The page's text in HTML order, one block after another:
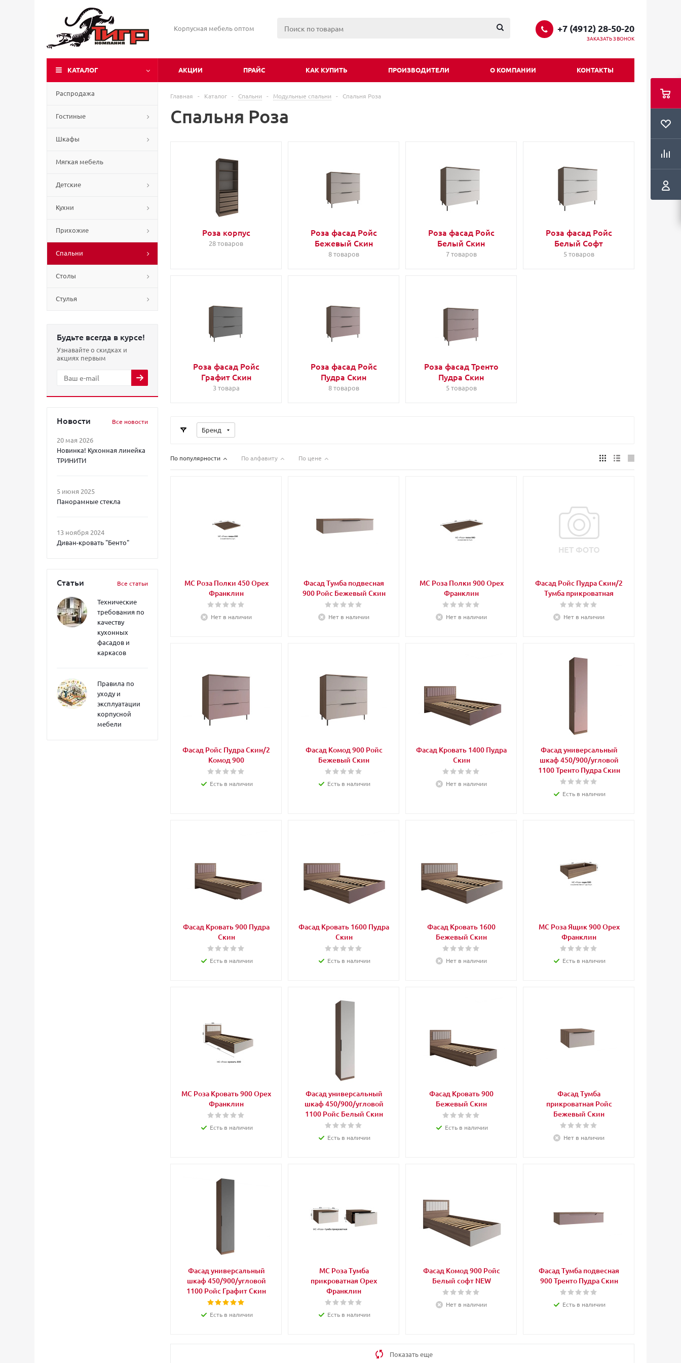
Корпусная мебель оптом +7 (4912) 28-50-20
ЗАКАЗАТЬ ЗВОНОК
КАТАЛОГ АКЦИИ ПРАЙС КАК КУПИТЬ ПРОИЗВОДИТЕЛИ О КОМПАНИИ КОНТАКТЫ
Распродажа
Гостиные
Шкафы
Мягкая мебель
Детские
Кухни
Прихожие
Спальни
Столы
Стулья
Будьте всегда в курсе!
Узнавайте о скидках и
акциях первым
Новости Все новости
20 мая 2026
Новинка! Кухонная линейка
ТРИНИТИ
5 июня 2025
Панорамные стекла
13 ноября 2024
Диван-кровать "Бенто"
Статьи Все статьи
Технические
требования по
качеству
кухонных
фасадов и
каркасов
Правила по
уходу и
эксплуатации
корпусной
мебели
Главная - Каталог - Спальни - Модульные спальни - Спальня Роза
Спальня Роза
Роза корпус
28 товаров
Роза фасад Ройс
Бежевый Скин
8 товаров
Роза фасад Ройс
Белый Скин
7 товаров
Роза фасад Ройс
Белый Софт
5 товаров
Роза фасад Ройс
Графит Скин
3 товара
Роза фасад Ройс
Пудра Скин
8 товаров
Роза фасад Тренто
Пудра Скин
5 товаров
Бренд
По популярности По алфавиту По цене
МС Роза Полки 450 Орех
Франклин
Нет в наличии
Фасад Тумба подвесная
900 Ройс Бежевый Скин
Нет в наличии
МС Роза Полки 900 Орех
Франклин
Нет в наличии
Фасад Ройс Пудра Скин/2
Тумба прикроватная
Нет в наличии
Фасад Ройс Пудра Скин/2
Комод 900
Есть в наличии
Фасад Комод 900 Ройс
Бежевый Скин
Есть в наличии
Фасад Кровать 1400 Пудра
Скин
Нет в наличии
Фасад универсальный
шкаф 450/900/угловой
1100 Тренто Пудра Скин
Есть в наличии
Фасад Кровать 900 Пудра
Скин
Есть в наличии
Фасад Кровать 1600 Пудра
Скин
Есть в наличии
Фасад Кровать 1600
Бежевый Скин
Нет в наличии
МС Роза Ящик 900 Орех
Франклин
Есть в наличии
МС Роза Кровать 900 Орех
Франклин
Есть в наличии
Фасад универсальный
шкаф 450/900/угловой
1100 Ройс Белый Скин
Есть в наличии
Фасад Кровать 900
Бежевый Скин
Есть в наличии
Фасад Тумба
прикроватная Ройс
Бежевый Скин
Нет в наличии
Фасад универсальный
шкаф 450/900/угловой
1100 Ройс Графит Скин
Есть в наличии
МС Роза Тумба
прикроватная Орех
Франклин
Есть в наличии
Фасад Комод 900 Ройс
Белый софт NEW
Нет в наличии
Фасад Тумба подвесная
900 Тренто Пудра Скин
Есть в наличии
Показать еще